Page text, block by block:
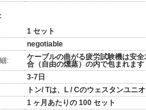
1 セット
negotiable
:
ケーブルの曲がる疲労試験機は安全
合（自由の燻蒸）の内で包まれます
3-7日
トン/ Tは、L / Cのウェスタンユニ
1 ヶ月あたりの 100 セット